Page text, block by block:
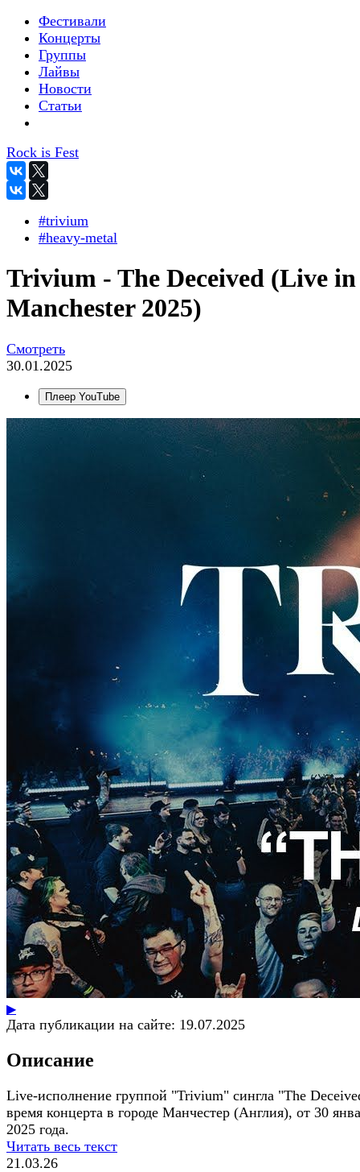
Фестивали
Концерты
Группы
Лайвы
Новости
Статьи
Rock is Fest
#trivium
#heavy-metal
Trivium - The Deceived (Live in
Manchester 2025)
Смотреть
30.01.2025
Плеер YouTube
▶
Дата публикации на сайте: 19.07.2025
Описание
Live-исполнение группой "Trivium" сингла "The
время концерта в городе Манчестер (Англия), от 30
2025 года.
Читать весь текст
21.03.26